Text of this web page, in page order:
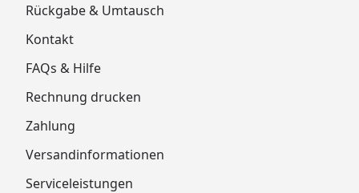
Rückgabe & Umtausch
Kontakt
FAQs & Hilfe
Rechnung drucken
Zahlung
Versandinformationen
Serviceleistungen